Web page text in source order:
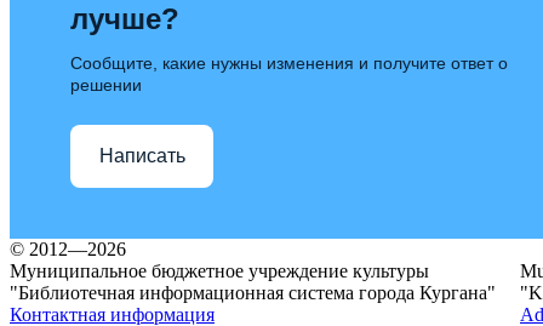
лучше?
Сообщите, какие нужны изменения и получите ответ о
решении
Написать
© 2012—2026
Муниципальное бюджетное учреждение культуры
"Библиотечная информационная система города Кургана"
Контактная информация